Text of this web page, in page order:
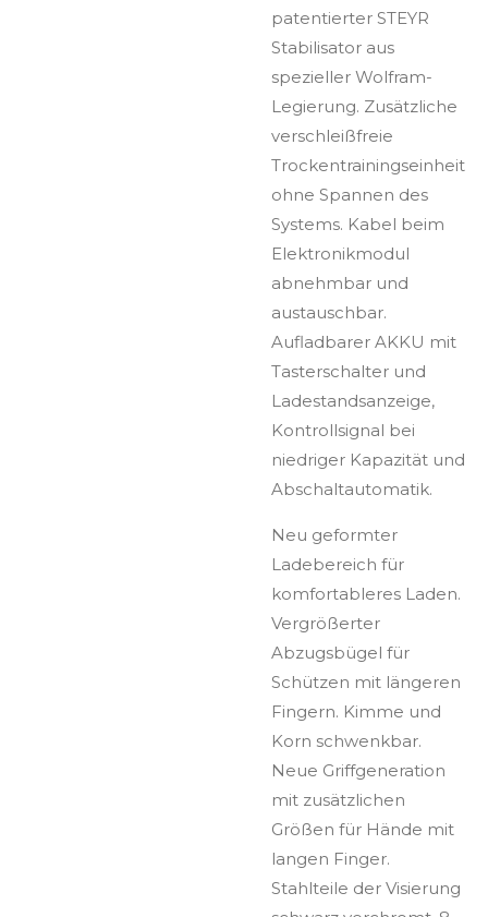
patentierter STEYR
Stabilisator aus
spezieller Wolfram-
Legierung. Zusätzliche
verschleißfreie
Trockentrainingseinheit
ohne Spannen des
Systems. Kabel beim
Elektronikmodul
abnehmbar und
austauschbar.
Aufladbarer AKKU mit
Tasterschalter und
Ladestandsanzeige,
Kontrollsignal bei
niedriger Kapazität und
Abschaltautomatik.
Neu geformter
Ladebereich für
komfortableres Laden.
Vergrößerter
Abzugsbügel für
Schützen mit längeren
Fingern. Kimme und
Korn schwenkbar.
Neue Griffgeneration
mit zusätzlichen
Größen für Hände mit
langen Finger.
Stahlteile der Visierung